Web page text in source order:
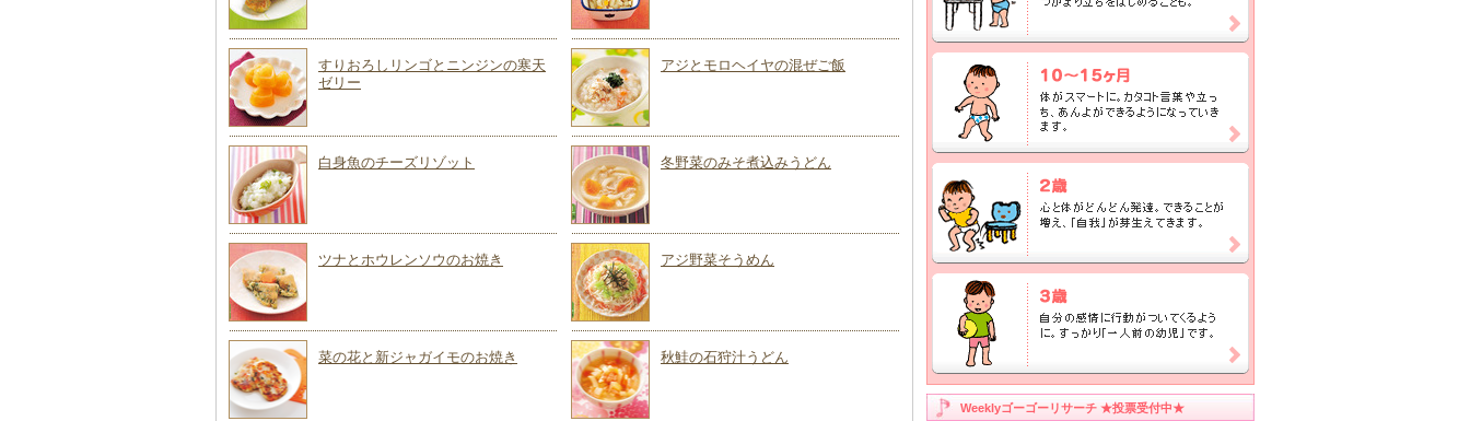
すりおろしリンゴとニンジンの寒天
ゼリー
アジとモロヘイヤの混ぜご飯
白身魚のチーズリゾット 冬野菜のみそ煮込みうどん
ツナとホウレンソウのお焼き アジ野菜そうめん
菜の花と新ジャガイモのお焼き 秋鮭の石狩汁うどん
Weeklyゴーゴーリサーチ ★投票受付中★